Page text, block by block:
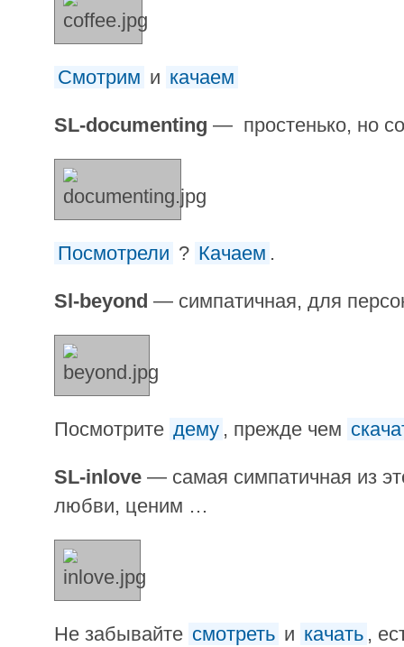
Смотрим и качаем
SL-documenting — простенько, но
Посмотрели ? Качаем .
Sl-beyond — симпатичная, для
Посмотрите дему , прежде чем
SL-inlove — самая симпатичная из
любви, ценим …
Не забывайте смотреть и качать ,